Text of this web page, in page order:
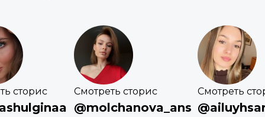
сторис Смотреть сторис
@molchanova_ans
Смотреть